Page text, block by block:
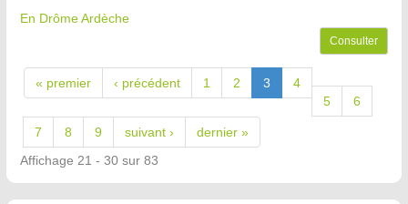
En Drôme Ardèche
Consulter
« premier ‹ précédent 1 2 3
4
5
6
7 8 9 suivant ›
dernier »
Affichage 21 - 30 sur 83